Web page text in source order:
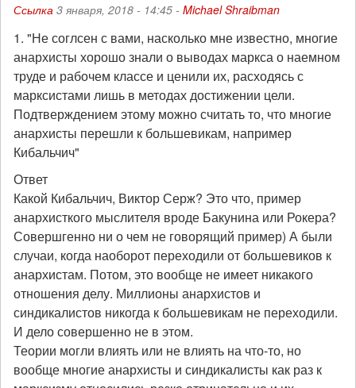
Ссылка 3 января, 2018 - 14:45 - Michael Shraibman
1. "Не соглсен с вами, насколько мне известно, многие
анархисты хорошо знали о выводах маркса о наемном
труде и рабочем классе и ценили их, расходясь с
марксистами лишь в методах достижении цели.
Подтверждением этому можно считать то, что многие
анархисты перешли к большевикам, например
Кибальчич"
Ответ
Какой Кибальчич, Виктор Серж? Это что, пример
анархисткого мыслителя вроде Бакунина или Рокера?
Совершгенно ни о чем не говорящий пример) А были
случаи, когда наоборот переходили от большевиков к
анархистам. Потом, это вообще не имеет никакого
отношения делу. Миллионы анархистов и
синдикалистов никогда к большевикам не переходили.
И дело совершенно не в этом.
Теории могли влиять или не влиять на что-то, но
вообще многие анархисты и синдикалисты как раз к